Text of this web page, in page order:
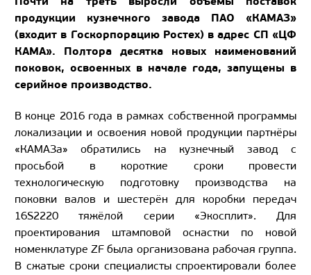
продукции кузнечного завода ПАО «КАМАЗ»
(входит в Госкорпорацию Ростех) в адрес СП «ЦФ
КАМА». Полтора десятка новых наименований
поковок, освоенных в начале года, запущены в
серийное производство.
В конце 2016 года в рамках собственной программы
локализации и освоения новой продукции партнёры
«КАМАЗа» обратились на кузнечный завод с
просьбой в короткие сроки провести
технологическую подготовку производства на
поковки валов и шестерён для коробки передач
16S2220 тяжёлой серии «Экосплит». Для
проектирования штамповой оснастки по новой
номенклатуре ZF была организована рабочая группа.
В сжатые сроки специалисты спроектировали более